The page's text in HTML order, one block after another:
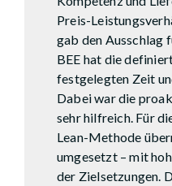
Preis-
gab den Ausschlag
BEE hat die
festgelegten Zeit
Dabei war die
sehr hilfreich. Für
Lean-Methode
umgesetzt – mit
der Zielsetzungen.